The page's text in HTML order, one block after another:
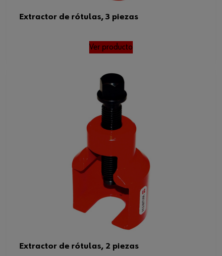
Extractor de rótulas, 3 piezas
Ver producto
Extractor de rótulas, 2 piezas